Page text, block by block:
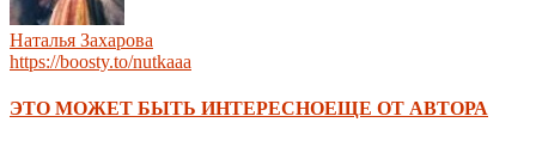
Наталья Захарова
https://boosty.to/nutkaaa
ЭТО МОЖЕТ БЫТЬ ИНТЕРЕСНОЕЩЕ ОТ АВТОРА